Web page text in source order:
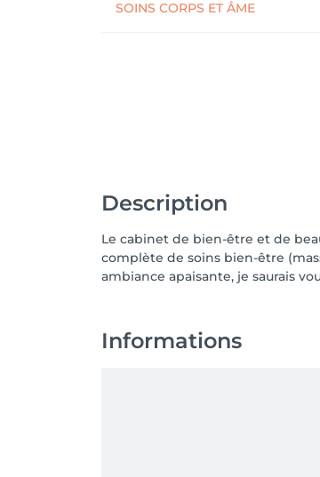
SOINS CORPS ET ÂME
Description
Le cabinet de bien-être et de
complète de soins bien-être
Informations